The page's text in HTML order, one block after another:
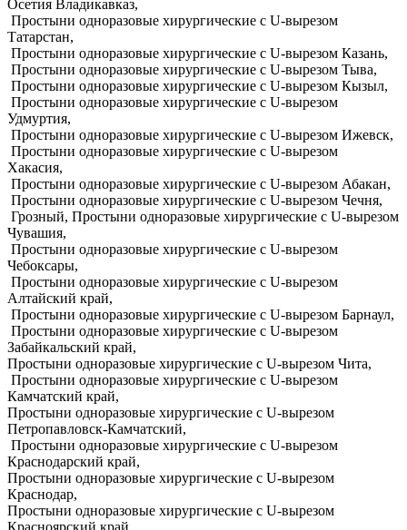
Осетия Владикавказ,
Простыни одноразовые хирургические с U-вырезом
Татарстан,
Простыни одноразовые хирургические с U-вырезом Казань,
Простыни одноразовые хирургические с U-вырезом Тыва,
Простыни одноразовые хирургические с U-вырезом Кызыл,
Простыни одноразовые хирургические с U-вырезом
Удмуртия,
Простыни одноразовые хирургические с U-вырезом Ижевск,
Простыни одноразовые хирургические с U-вырезом
Хакасия,
Простыни одноразовые хирургические с U-вырезом Абакан,
Простыни одноразовые хирургические с U-вырезом Чечня,
Грозный, Простыни одноразовые хирургические с U-вырезом
Чувашия,
Простыни одноразовые хирургические с U-вырезом
Чебоксары,
Простыни одноразовые хирургические с U-вырезом
Алтайский край,
Простыни одноразовые хирургические с U-вырезом Барнаул,
Простыни одноразовые хирургические с U-вырезом
Забайкальский край,
Простыни одноразовые хирургические с U-вырезом Чита,
Простыни одноразовые хирургические с U-вырезом
Камчатский край,
Простыни одноразовые хирургические с U-вырезом
Петропавловск-Камчатский,
Простыни одноразовые хирургические с U-вырезом
Краснодарский край,
Простыни одноразовые хирургические с U-вырезом
Краснодар,
Простыни одноразовые хирургические с U-вырезом